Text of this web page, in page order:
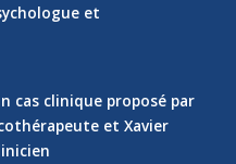
et
cas clinique proposé par
et Xavier